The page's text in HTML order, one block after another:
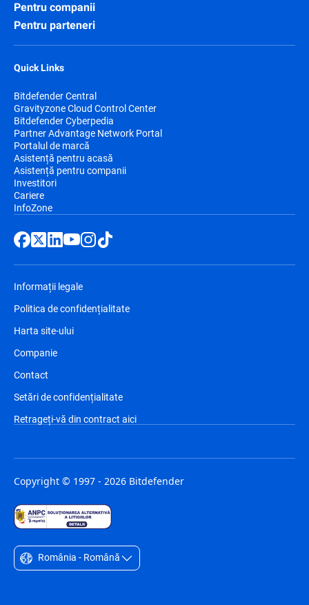
Pentru companii
Pentru parteneri
Quick Links
Bitdefender Central
Gravityzone Cloud Control Center
Bitdefender Cyberpedia
Partner Advantage Network Portal
Portalul de marcă
Asistență pentru acasă
Asistență pentru companii
Investitori
Cariere
InfoZone
Informații legale
Politica de confidențialitate
Harta site-ului
Companie
Contact
Setări de confidențialitate
Retrageți-vă din contract aici
Copyright © 1997 - 2026 Bitdefender
România - Română